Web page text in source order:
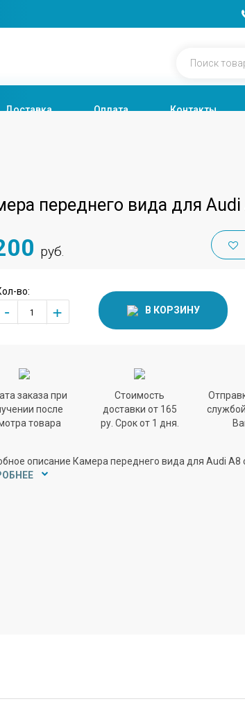
Доставка Оплата Контакты
переднего вида для
руб.
во:
- + В КОРЗИНУ
заказа при
после
товара
Стоимость
доставки от 165
ру. Срок от 1 дня.
описание Камера переднего вида для Audi A8